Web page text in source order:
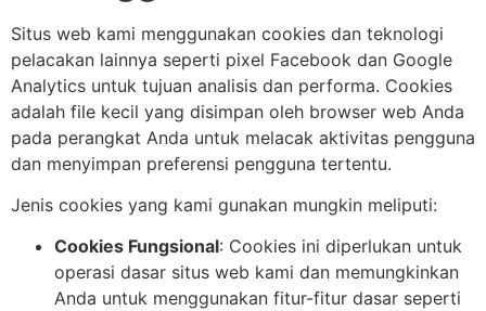
Situs web kami menggunakan cookies dan teknologi
pelacakan lainnya seperti pixel Facebook dan Google
Analytics untuk tujuan analisis dan performa. Cookies
adalah file kecil yang disimpan oleh browser web Anda
pada perangkat Anda untuk melacak aktivitas pengguna
dan menyimpan preferensi pengguna tertentu.
Jenis cookies yang kami gunakan mungkin meliputi:
Cookies Fungsional: Cookies ini diperlukan untuk
operasi dasar situs web kami dan memungkinkan
Anda untuk menggunakan fitur-fitur dasar seperti